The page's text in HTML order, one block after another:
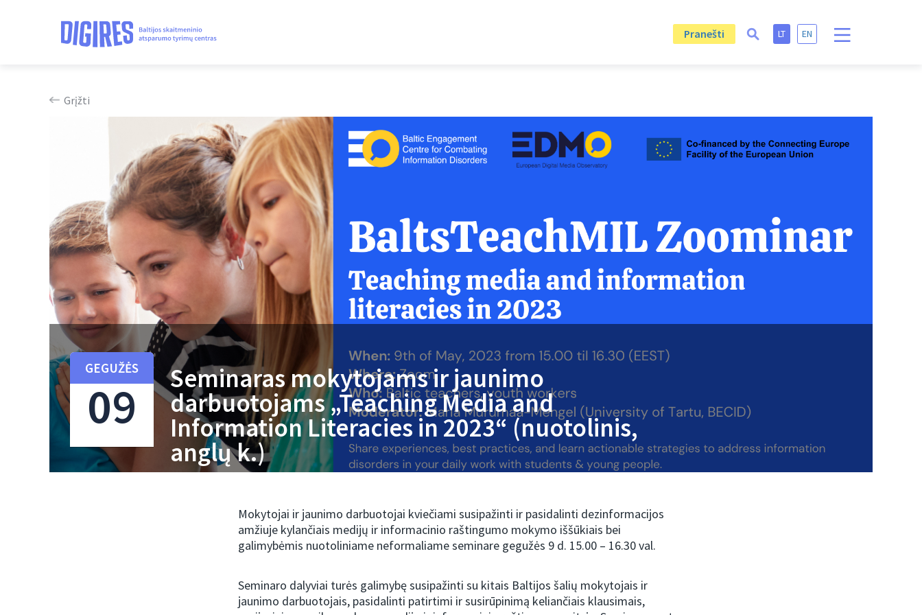
Pranešti LT EN
Grįžti
GEGUŽĖS
09 Seminaras mokytojams ir jaunimo
darbuotojams „Teaching Media and
Information Literacies in 2023“ (nuotolinis,
anglų k.)
Mokytojai ir jaunimo darbuotojai kviečiami susipažinti ir pasidalinti dezinformacijos
amžiuje kylančiais medijų ir informacinio raštingumo mokymo iššūkiais bei
galimybėmis nuotoliniame neformaliame seminare gegužės 9 d. 15.00 – 16.30 val.
Seminaro dalyviai turės galimybę susipažinti su kitais Baltijos šalių mokytojais ir
jaunimo darbuotojais, pasidalinti patirtimi ir susirūpinimą keliančiais klausimais,